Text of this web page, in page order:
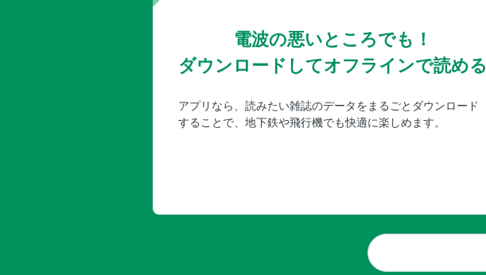
電波の悪いところでも！
ダウンロードしてオフラインで読める
アプリなら、読みたい雑誌のデータをまるごとダウンロード
することで、地下鉄や飛行機でも快適に楽しめます。